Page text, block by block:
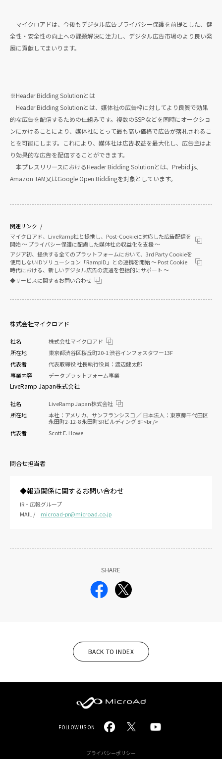
マイクロアドは、今後もデジタル広告プライバシー保護を前提とした、健
全性・安全性の向上への課題解決に注力し、デジタル広告市場のより良い発
展に貢献してまいります。
※Header Bidding Solutionとは
Header Bidding Solutionとは、媒体社の広告枠に対してより良質で効果
的な広告を配信するための仕組みです。複数のSSPなどを同時にオークショ
ンにかけることにより、媒体社にとって最も高い価格で広告が落札されるこ
とを可能にします。これにより、媒体社は広告収益を最大化し、広告主はよ
り効果的な広告を配信することができます。
本プレスリリースにおけるHeader Bidding Solutionとは、Prebid.js、
Amazon TAM又はGoogle Open Biddingを対象としています。
関連リンク
マイクロアド、LiveRamp社と提携し、Post-Cookieに対応した広告配信を
開始 ～ プライバシー保護に配慮した媒体社の収益化を支援 ～
アジア初、提供する全てのプラットフォームにおいて、3rd Party Cookieを
使用しないIDソリューション「RampID」との連携を開始 ～ Post Cookie
時代における、新しいデジタル広告の流通を包括的にサポート ～
◆サービスに関するお問い合わせ
株式会社マイクロアド
社名
株式会社マイクロアド
所在地
東京都渋谷区桜丘町20-1 渋谷インフォスタワー13F
代表者
代表取締役 社長執行役員：渡辺健太郎
事業内容
データプラットフォーム事業
LiveRamp Japan株式会社
社名
LiveRamp Japan株式会社
所在地
本社：アメリカ、サンフランシスコ ／ 日本法人：東京都千代田区
永田町2-12-8 永田町SRビルディング 8F<br />
代表者
Scott E. Howe
問合せ担当者
◆報道関係に関するお問い合わせ
IR・広報グループ
MAIL /
microad-pr@microad.co.jp
SHARE
BACK TO INDEX
MicroAd
-
Redesigning
FOLLOW US ON
プライバシーポリシー